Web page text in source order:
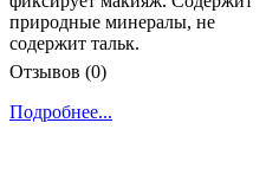
природные минералы, не
содержит тальк.
Отзывов (0)
Подробнее...